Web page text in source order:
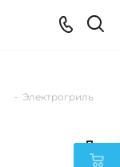
- Электрогриль